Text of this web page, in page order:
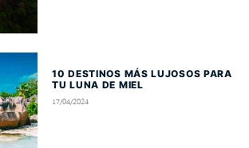
10 DESTINOS MÁS LUJOSOS PARA
TU LUNA DE MIEL
17/04/2024